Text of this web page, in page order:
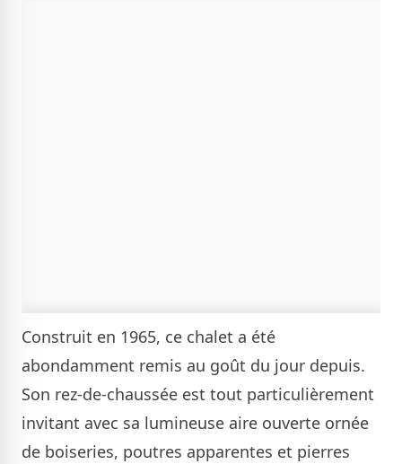
Construit en 1965, ce chalet a été
abondamment remis au goût du jour depuis.
Son rez-de-chaussée est tout particulièrement
invitant avec sa lumineuse aire ouverte ornée
de boiseries, poutres apparentes et pierres